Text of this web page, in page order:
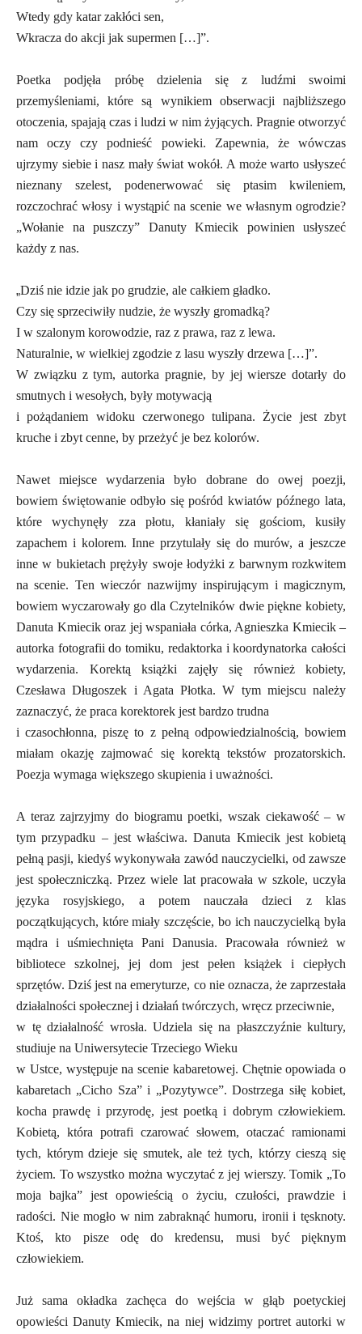
Wtedy gdy katar zakłóci sen,
Wkracza do akcji jak supermen […]”.
Poetka podjęła próbę dzielenia się z ludźmi swoimi
przemyśleniami, które są wynikiem obserwacji najbliższego
otoczenia, spajają czas i ludzi w nim żyjących. Pragnie otworzyć
nam oczy czy podnieść powieki. Zapewnia, że wówczas
ujrzymy siebie i nasz mały świat wokół. A może warto usłyszeć
nieznany szelest, podenerwować się ptasim kwileniem,
rozczochrać włosy i wystąpić na scenie we własnym ogrodzie?
„Wołanie na puszczy” Danuty Kmiecik powinien usłyszeć
każdy z nas.
„Dziś nie idzie jak po grudzie, ale całkiem gładko.
Czy się sprzeciwiły nudzie, że wyszły gromadką?
I w szalonym korowodzie, raz z prawa, raz z lewa.
Naturalnie, w wielkiej zgodzie z lasu wyszły drzewa […]”.
W związku z tym, autorka pragnie, by jej wiersze dotarły do
smutnych i wesołych, były motywacją
i pożądaniem widoku czerwonego tulipana. Życie jest zbyt
kruche i zbyt cenne, by przeżyć je bez kolorów.
Nawet miejsce wydarzenia było dobrane do owej poezji,
bowiem świętowanie odbyło siępośród kwiatów późnego lata,
które wychynęły zza płotu, kłaniały się gościom, kusiły
zapachem i kolorem. Inne przytulały się do murów, a jeszcze
inne w bukietach prężyły swoje łodyżki z barwnym rozkwitem
na scenie. Ten wieczór nazwijmy inspirującym i magicznym,
bowiem wyczarowały go dla Czytelników dwie piękne kobiety,
Danuta Kmiecik oraz jej wspaniała córka, Agnieszka Kmiecik –
autorka fotografii do tomiku, redaktorka i koordynatorka całości
wydarzenia. Korektą książki zajęły się również kobiety,
Czesława Długoszek i Agata Płotka. W tym miejscu należy
zaznaczyć, że praca korektorek jest bardzo trudna
i czasochłonna, piszę to z pełną odpowiedzialnością, bowiem
miałam okazję zajmować się korektą tekstów prozatorskich.
Poezja wymaga większego skupienia i uważności.
A teraz zajrzyjmy do biogramu poetki, wszak ciekawość – w
tym przypadku – jest właściwa. Danuta Kmiecik jest kobietą
pełną pasji, kiedyś wykonywała zawód nauczycielki, od zawsze
jest społeczniczką. Przez wiele lat pracowała w szkole, uczyła
języka rosyjskiego, a potem nauczała dzieci z klas
początkujących, które miały szczęście, bo ich nauczycielką była
mądra i uśmiechnięta Pani Danusia. Pracowała również w
bibliotece szkolnej, jej dom jest pełen książek i ciepłych
sprzętów. Dziś jest na emeryturze, co nie oznacza, że zaprzestała
działalności społecznej i działań twórczych, wręcz przeciwnie,
w tę działalność wrosła. Udziela się na płaszczyźnie kultury,
studiuje na Uniwersytecie Trzeciego Wieku
w Ustce, występuje na scenie kabaretowej. Chętnie opowiada o
kabaretach „Cicho Sza” i „Pozytywce”. Dostrzega siłę kobiet,
kocha prawdę i przyrodę, jest poetką i dobrym człowiekiem.
Kobietą, która potrafi czarować słowem, otaczać ramionami
tych, którym dzieje się smutek, ale też tych, którzy cieszą się
życiem. To wszystko można wyczytać z jej wierszy. Tomik „To
moja bajka” jest opowieścią o życiu, czułości, prawdzie i
radości. Nie mogło w nim zabraknąć humoru, ironii i tęsknoty.
Ktoś, kto pisze odę do kredensu, musi być pięknym
człowiekiem.
Już sama okładka zachęca do wejścia w głąb poetyckiej
opowieści Danuty Kmiecik, na niej widzimy portret autorki w